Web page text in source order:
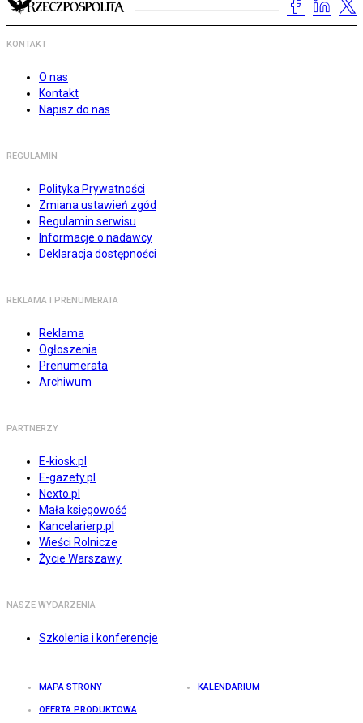
KONTAKT
O nas
Kontakt
Napisz do nas
REGULAMIN
Polityka Prywatności
Zmiana ustawień zgód
Regulamin serwisu
Informacje o nadawcy
Deklaracja dostępności
REKLAMA I PRENUMERATA
Reklama
Ogłoszenia
Prenumerata
Archiwum
PARTNERZY
E-kiosk.pl
E-gazety.pl
Nexto.pl
Mała księgowość
Kancelarierp.pl
Wieści Rolnicze
Życie Warszawy
NASZE WYDARZENIA
Szkolenia i konferencje
MAPA STRONY KALENDARIUM
OFERTA PRODUKTOWA